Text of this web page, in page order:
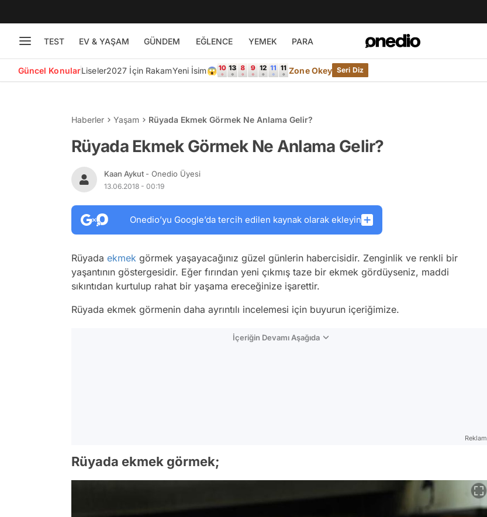
TEST EV & YAŞAM GÜNDEM EĞLENCE YEMEK PARA
Güncel KonularLiseler2027 İçin RakamYeni İsim😱 Zone Okey Seri Diz
Haberler Yaşam Rüyada Ekmek Görmek Ne Anlama Gelir?
Rüyada Ekmek Görmek Ne Anlama Gelir?
Kaan Aykut - Onedio Üyesi
13.06.2018 - 00:19
Onedio’yu Google’da tercih edilen kaynak olarak ekleyin
Rüyada ekmek görmek yaşayacağınız güzel günlerin habercisidir. Zenginlik ve renkli bir
yaşantının göstergesidir. Eğer fırından yeni çıkmış taze bir ekmek gördüyseniz, maddi
sıkıntıdan kurtulup rahat bir yaşama ereceğinize işarettir.
Rüyada ekmek görmenin daha ayrıntılı incelemesi için buyurun içeriğimize.
İçeriğin Devamı Aşağıda
Reklam
Rüyada ekmek görmek;